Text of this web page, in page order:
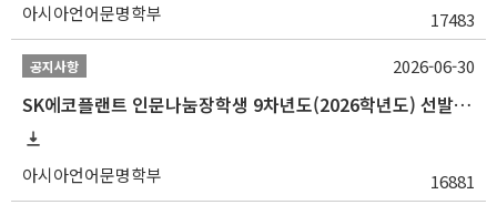
아시아언어문명학부 17483
공지사항
SK에코플랜트 인문나눔장학생 9차년도(2026학년도) 선발 안내(~7/20)
아시아언어문명학부 16881
2026-06-30